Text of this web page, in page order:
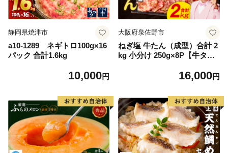
静岡県焼津市
a10-1289 ネギトロ100g×16
パック 合計1.6kg
10,000円
大阪府泉佐野市
ねぎ塩 牛たん（成型）合計 2
kg 小分け 250g×8P【牛タン
16,000円